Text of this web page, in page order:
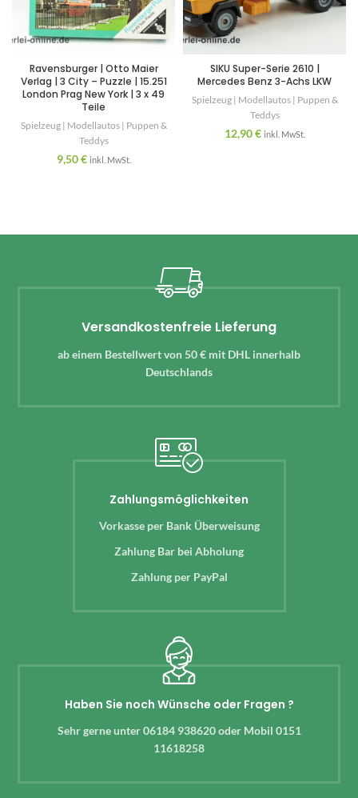
Ravensburger | Otto Maier
Verlag | 3 City – Puzzle | 15.251
London Prag New York | 3 x 49
Teile
Spielzeug | Modellautos | Puppen &
Teddys
9,50€ inkl. MwSt.
SIKU Super-Serie 2610 |
Mercedes Benz 3-Achs LKW
Spielzeug | Modellautos | Puppen &
Teddys
12,90€ inkl. MwSt.
Versandkostenfreie Lieferung
ab einem Bestellwert von 50 € mit DHL innerhalb
Deutschlands
Zahlungsmöglichkeiten
Vorkasse per Bank Überweisung
Zahlung Bar bei Abholung
Zahlung per PayPal
Haben Sie noch Wünsche oder Fragen ?
Sehr gerne unter 06184 938620 oder Mobil 0151
11618258